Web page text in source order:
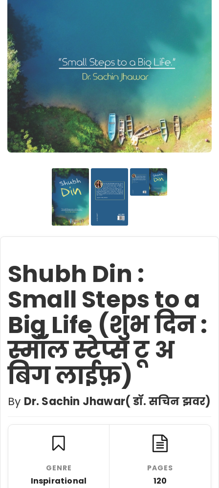
Shubh Din :
Small Steps to a
Big Life (शुभ दिन :
स्मॉल स्टेप्स टू अ
बिग लाईफ़)
By Dr. Sachin Jhawar( डॉ. सचिन झवर)
GENRE
Inspirational
PAGES
120